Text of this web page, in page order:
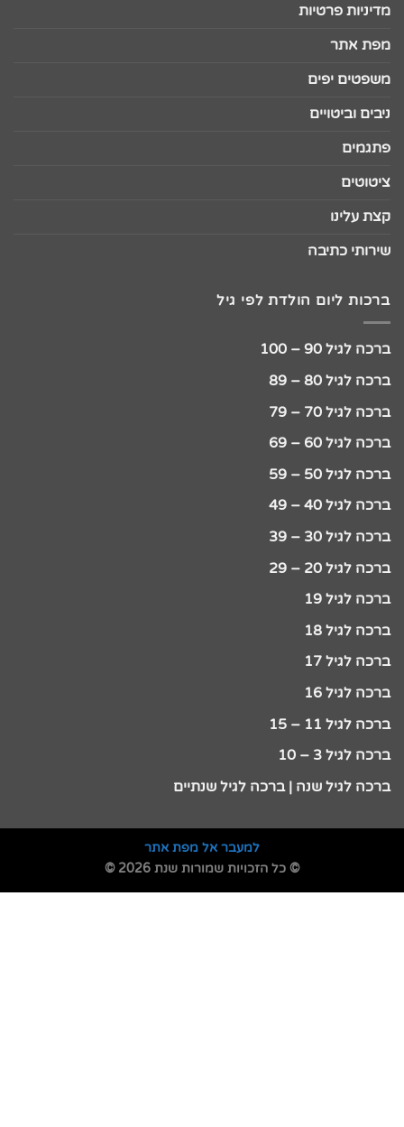
מדיניות פרטיות
מפת אתר
משפטים יפים
ניבים וביטויים
פתגמים
ציטוטים
קצת עלינו
שירותי כתיבה
ברכות ליום הולדת לפי גיל
ברכה לגיל 90 – 100
ברכה לגיל 80 – 89
ברכה לגיל 70 – 79
ברכה לגיל 60 – 69
ברכה לגיל 50 – 59
ברכה לגיל 40 – 49
ברכה לגיל 30 – 39
ברכה לגיל 20 – 29
ברכה לגיל 19
ברכה לגיל 18
ברכה לגיל 17
ברכה לגיל 16
ברכה לגיל 11 – 15
ברכה לגיל 3 – 10
ברכה לגיל שנה | ברכה לגיל שנתיים
למעבר אל מפת אתר
© כל הזכויות שמורות שנת 2026 ©